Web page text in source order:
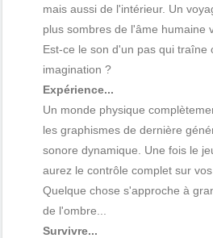
mais aussi de l'intérieur. Un
plus sombres de l'âme humaine
Est-ce le son d'un pas qui traîne
imagination ?
Expérience...
Un monde physique
les graphismes de dernière
sonore dynamique. Une fois le
aurez le contrôle complet sur vos
Quelque chose s'approche à
de l'ombre...
Survivre...